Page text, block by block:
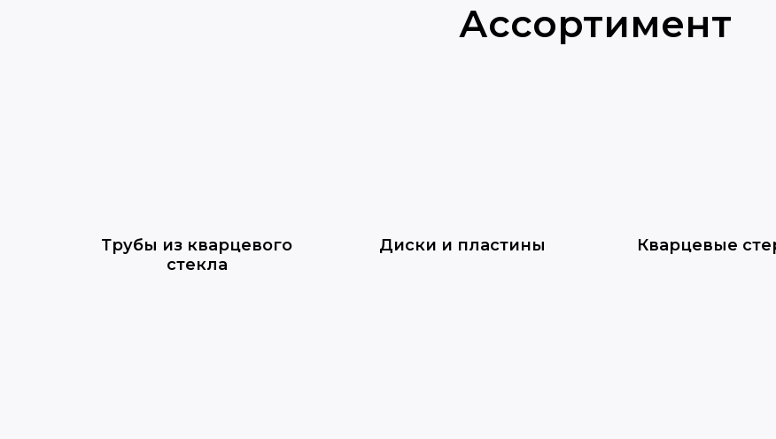
Ассортимент
Трубы из кварцевого
стекла
Диски и пластины Кварцевые